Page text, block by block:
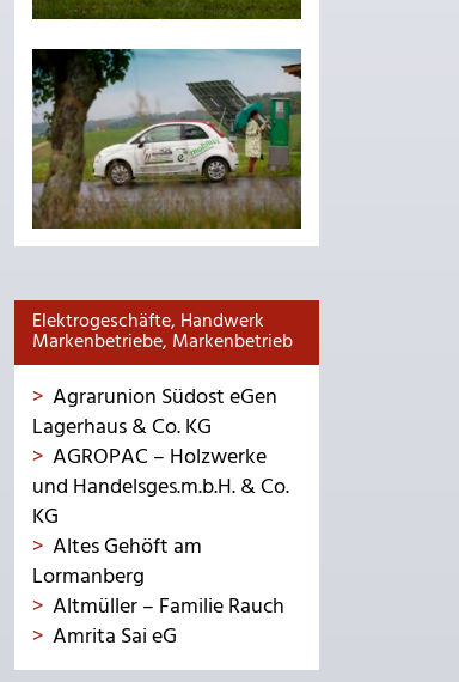
Elektrogeschäfte, Handwerk
Markenbetriebe, Markenbetrieb
Agrarunion Südost eGen
Lagerhaus & Co. KG
AGROPAC – Holzwerke
und Handelsges.m.b.H. & Co.
KG
Altes Gehöft am
Lormanberg
Altmüller – Familie Rauch
Amrita Sai eG